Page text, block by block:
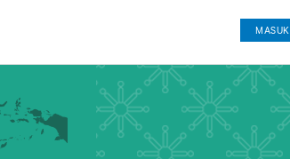
MASUK